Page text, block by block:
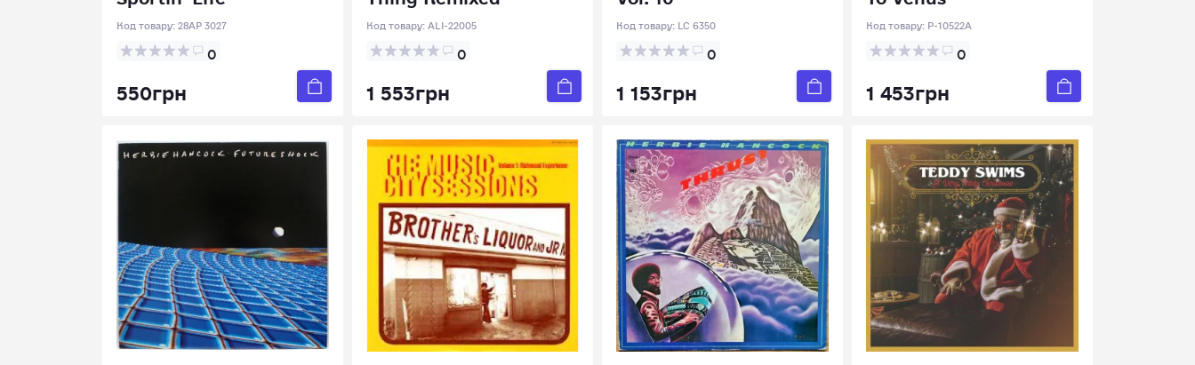
Код товару:28AP 3027
0
550грн
Код товару: ALI-22005
0
1 553грн
Код товару: LC 6350
0
1 153грн
Код товару: P-10522A
0
1 453грн